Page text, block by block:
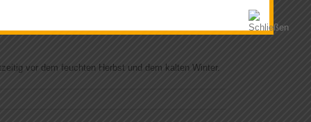
vor dem feuchten Herbst und dem kalten Winter.